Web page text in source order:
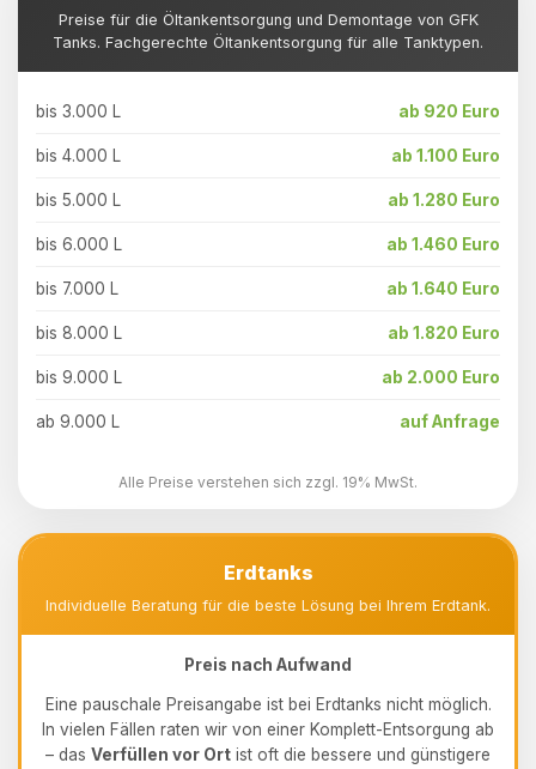
Preise für die Öltankentsorgung und Demontage von GFK
Tanks. Fachgerechte Öltankentsorgung für alle Tanktypen.
bis 3.000 L ab 920 Euro
bis 4.000 L ab 1.100 Euro
bis 5.000 L ab 1.280 Euro
bis 6.000 L ab 1.460 Euro
bis 7.000 L ab 1.640 Euro
bis 8.000 L ab 1.820 Euro
bis 9.000 L ab 2.000 Euro
ab 9.000 L auf Anfrage
Alle Preise verstehen sich zzgl. 19% MwSt.
Erdtanks
Individuelle Beratung für die beste Lösung bei Ihrem Erdtank.
Preis nach Aufwand
Eine pauschale Preisangabe ist bei Erdtanks nicht möglich.
In vielen Fällen raten wir von einer Komplett-Entsorgung ab
– das Verfüllen vor Ort ist oft die bessere und günstigere